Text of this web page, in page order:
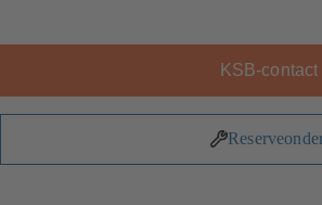
KSB-contact